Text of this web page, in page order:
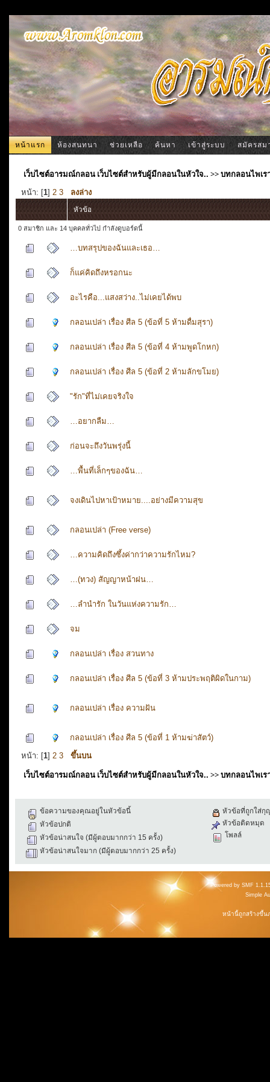
หน้าแรก ห้องสนทนา ช่วยเหลือ ค้นหา เข้าสู่ระบบ สมัครสม
เว็บไซต์อารมณ์กลอน เว็บไซต์สำหรับผู้มีกลอนในหัวใจ.. >>บทกลอนไพเร
หน้า: [1] 2 3 ลงล่าง
หัวข้อ
0 สมาชิก และ 14 บุคคลทั่วไป กำลังดูบอร์ดนี้
…บทสรุปของฉันและเธอ…
ก็แค่คิดถึงหรอกนะ
อะไรคือ...แสงสว่าง..ไม่เคยได้พบ
กลอนเปล่า เรื่อง ศีล 5 (ข้อที่ 5 ห้ามดื่มสุรา)
กลอนเปล่า เรื่อง ศีล 5 (ข้อที่ 4 ห้ามพูดโกหก)
กลอนเปล่า เรื่อง ศีล 5 (ข้อที่ 2 ห้ามลักขโมย)
"รัก"ที่ไม่เคยจริงใจ
…อยากลืม…
ก่อนจะถึงวันพรุ่งนี้
…พื้นที่เล็กๆของฉัน…
จงเดินไปหาเป้าหมาย....อย่างมีความสุข
กลอนเปล่า (Free verse)
…ความคิดถึงซึ้งค่ากว่าความรักไหม?
…(ทวง) สัญญาหน้าฝน…
…ลำนำรัก ในวันแห่งความรัก…
จม
กลอนเปล่า เรื่อง สวนทาง
กลอนเปล่า เรื่อง ศีล 5 (ข้อที่ 3 ห้ามประพฤติผิดในกาม)
กลอนเปล่า เรื่อง ความฝัน
กลอนเปล่า เรื่อง ศีล 5 (ข้อที่ 1 ห้ามฆ่าสัตว์)
หน้า: [1] 2 3 ขึ้นบน
เว็บไซต์อารมณ์กลอน เว็บไซต์สำหรับผู้มีกลอนในหัวใจ.. >>บทกลอนไพเร
ข้อความของคุณอยู่ในหัวข้อนี้
หัวข้อปกติ
หัวข้อน่าสนใจ (มีผู้ตอบมากกว่า 15 ครั้ง)
หัวข้อน่าสนใจมาก (มีผู้ตอบมากกว่า 25 ครั้ง)
หัวข้อที่ถูกใส่กุ
หัวข้อติดหมุด
โพลล์
Powered by SMF
Simple
หน้านี้ถูกสร้างขึ้น